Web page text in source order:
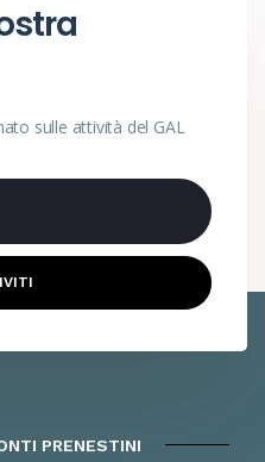
sulle attività del GAL
PRENESTINI